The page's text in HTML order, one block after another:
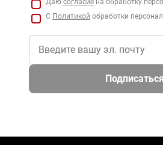
Даю согласие на обработку
С Политикой обработки
Подписаться